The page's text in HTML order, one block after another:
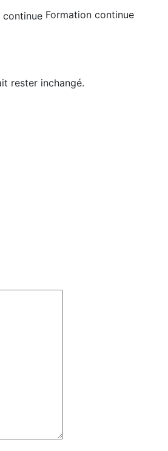
Formation continue
rester inchangé.